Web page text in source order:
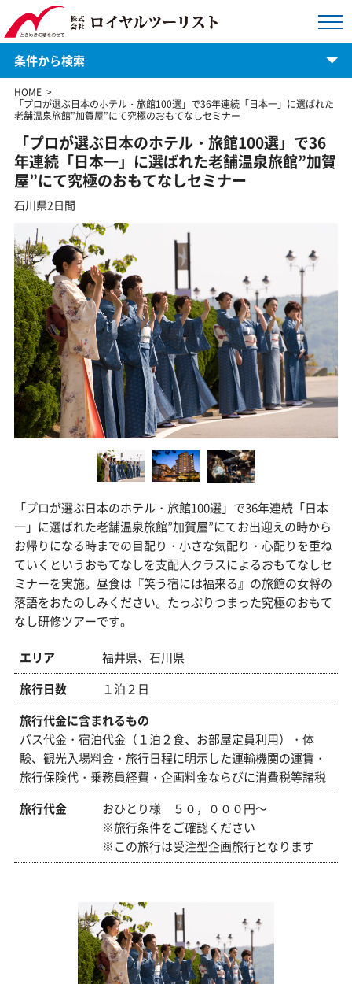
会社案内
社員紹介
提案型企画旅行
修学旅行
遠足
ならたび
幹事様マニュアル
お見積
お問合せ
お電話でのお問合せは
0742-36-1020
条件から検索
HOME
「プロが選ぶ日本のホテル・旅館100選」で36年連続「日本一」に選ばれた
老舗温泉旅館”加賀屋”にて究極のおもてなしセミナー
「プロが選ぶ日本のホテル・旅館100選」で36
年連続「日本一」に選ばれた老舗温泉旅館”加賀
屋”にて究極のおもてなしセミナー
石川県2日間
「プロが選ぶ日本のホテル・旅館100選」で36年連続「日本
一」に選ばれた老舗温泉旅館”加賀屋”にてお出迎えの時から
お帰りになる時までの目配り・小さな気配り・心配りを重ね
ていくというおもてなしを支配人クラスによるおもてなしセ
ミナーを実施。昼食は『笑う宿には福来る』の旅館の女将の
落語をおたのしみください。たっぷりつまった究極のおもて
なし研修ツアーです。
エリア
福井県、石川県
旅行日数
１泊２日
旅行代金に含まれるもの
バス代金・宿泊代金（１泊２食、お部屋定員利用）・体
験、観光入場料金・旅行日程に明示した運輸機関の運賃・
旅行保険代・乗務員経費・企画料金ならびに消費税等諸税
旅行代金
おひとり様 ５０，０００円～
※旅行条件をご確認ください
※この旅行は受注型企画旅行となります